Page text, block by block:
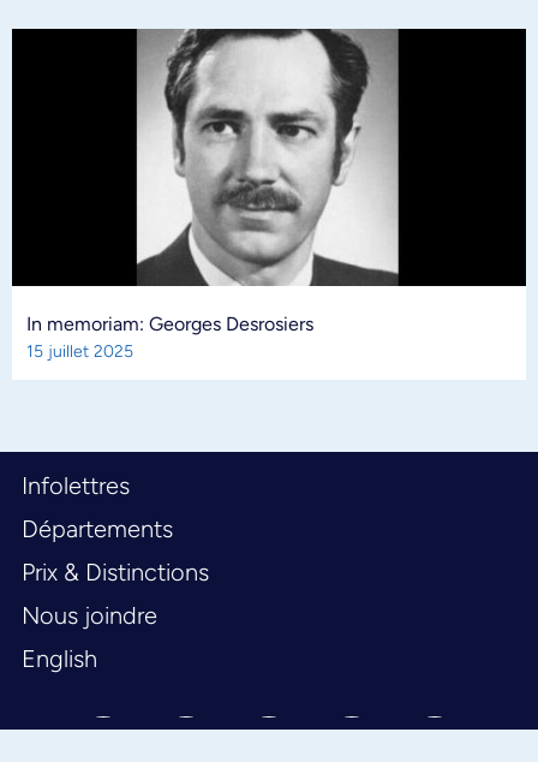
In memoriam: Georges Desrosiers
15 juillet 2025
Infolettres
Départements
Prix & Distinctions
Nous joindre
English